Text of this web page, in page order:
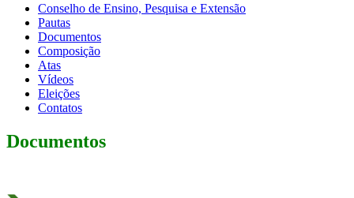
Conselho de Ensino, Pesquisa e Extensão
Pautas
Documentos
Composição
Atas
Vídeos
Eleições
Contatos
Documentos